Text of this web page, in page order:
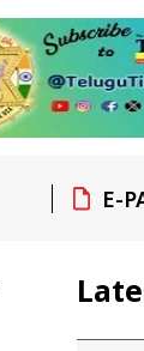
E-